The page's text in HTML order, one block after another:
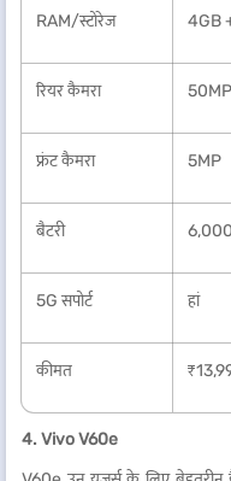
RAM/स्टोरेज 4GB
रियर कैमरा
फ्रंट कैमरा 5MP
बैटरी
5G सपोर्ट हां
कीमत
4. Vivo V60e